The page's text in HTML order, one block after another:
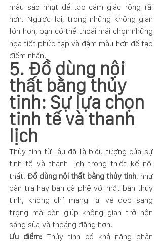
màu sắc nhạt để tạo cảm giác rộng rãi
hơn. Ngược lại, trong những không gian
lớn hơn, bạn có thể thoải mái chọn những
họa tiết phức tạp và đậm màu hơn để tạo
điểm nhấn.
5. Đồ dùng nội
thất bằng thủy
tinh: Sự lựa chọn
tinh tế và thanh
lịch
Thủy tinh từ lâu đã là biểu tượng của sự
tinh tế và thanh lịch trong thiết kế nội
thất. Đồ dùng nội thất bằng thủy tinh, như
bàn trà hay bàn cà phê với mặt bàn thủy
tinh, không chỉ mang lại vẻ đẹp sang
trọng mà còn giúp không gian trở nên
sáng sủa và thoáng đãng hơn.
Ưu điểm: Thủy tinh có khả năng phản